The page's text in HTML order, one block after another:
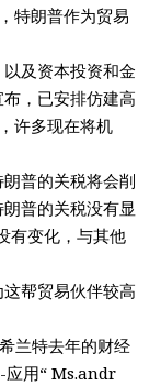
特朗普作为贸易
及资本投资和金
，已安排仿建高
许多现在将机
普的关税将会削
普的关税没有显
变化，与其他
帮贸易伙伴较高
兰特去年的财经
应用“ Ms.andr